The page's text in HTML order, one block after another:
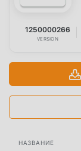
1250000266
VERSION
НАЗВАНИЕ